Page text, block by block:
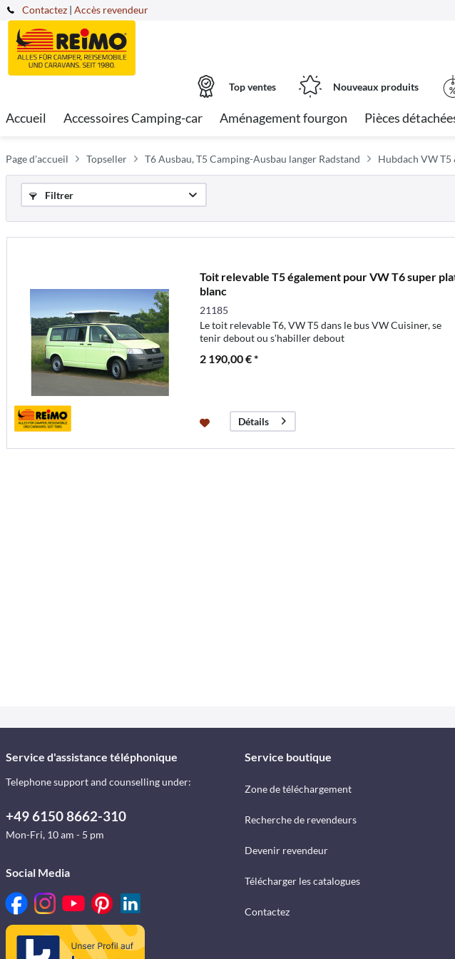
Contactez | Accès revendeur
Top ventes Nouveaux produits
Accueil Accessoires Camping-car Aménagement fourgon Pièces
Page d'accueil Topseller T6 Ausbau, T5 Camping-Ausbau langer Radstand Hubdach VW T5
Filtrer
Toit relevable T5 également pour VW T6 super
blanc
21185
Le toit relevable T6, VW T5 dans le bus VW Cuisiner, se
tenir debout ou s'habiller debout
2 190,00 € *
Détails
Service d'assistance téléphonique
Telephone support and counselling under:
+49 6150 8662-310
Mon-Fri, 10 am - 5 pm
Social Media
Service boutique
Zone de téléchargement
Recherche de revendeurs
Devenir revendeur
Télécharger les catalogues
Contactez